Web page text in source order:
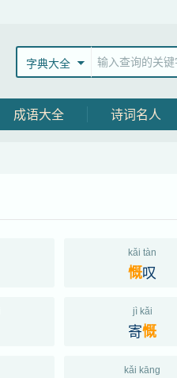
字典大全
成语大全 诗词名人
kǎi tàn
慨叹
jì kǎi
寄慨
kǎi kāng